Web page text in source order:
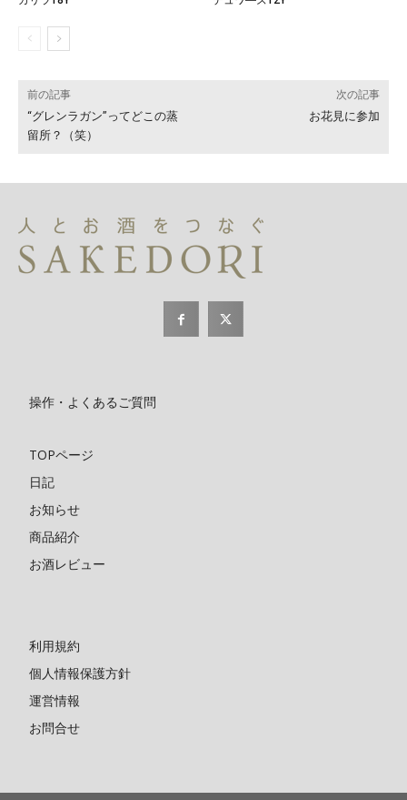
前の記事
“グレンラガン”ってどこの蒸
留所？（笑）
次の記事
お花見に参加
操作・よくあるご質問
TOPページ
日記
お知らせ
商品紹介
お酒レビュー
利用規約
個人情報保護方針
運営情報
お問合せ